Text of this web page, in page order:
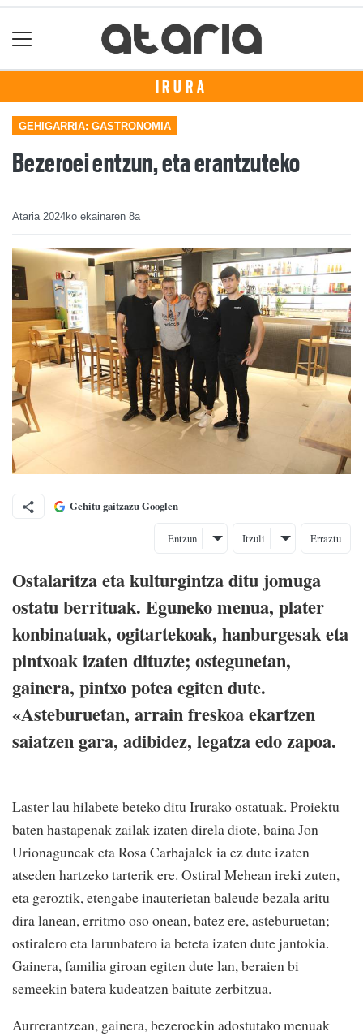
IRURA
GEHIGARRIA: GASTRONOMIA
Bezeroei entzun, eta erantzuteko
Ataria 2024ko ekainaren 8a
Gehitu gaitzazu Googlen
Entzun Itzuli Erraztu
Ostalaritza eta kulturgintza ditu jomuga
ostatu berrituak. Eguneko menua, plater
konbinatuak, ogitartekoak, hanburgesak eta
pintxoak izaten dituzte; ostegunetan,
gainera, pintxo potea egiten dute.
«Asteburuetan, arrain freskoa ekartzen
saiatzen gara, adibidez, legatza edo zapoa.
Laster lau hilabete beteko ditu Irurako ostatuak. Proiektu
baten hastapenak zailak izaten direla diote, baina Jon
Urionaguneak eta Rosa Carbajalek ia ez dute izaten
atseden hartzeko tarterik ere. Ostiral Mehean ireki zuten,
eta geroztik, etengabe inauterietan baleude bezala aritu
dira lanean, erritmo oso onean, batez ere, asteburuetan;
ostiralero eta larunbatero ia beteta izaten dute jantokia.
Gainera, familia giroan egiten dute lan, beraien bi
semeekin batera kudeatzen baitute zerbitzua.
Aurrerantzean, gainera, bezeroekin adostutako menuak